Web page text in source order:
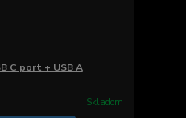
C port + USB A
Skladom